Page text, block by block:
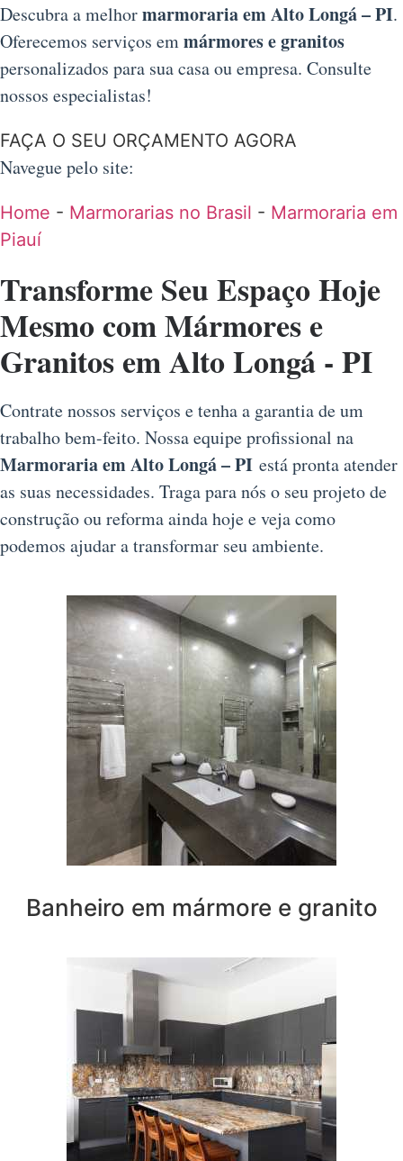
Descubra a melhormarmoraria em Alto Longá – PI.
Oferecemos serviços emmármores e granitos
personalizados para sua casa ou empresa. Consulte
nossos especialistas!
FAÇA O SEU ORÇAMENTO AGORA
Navegue pelo site:
Home - Marmorarias no Brasil - Marmoraria em
Piauí
Transforme Seu Espaço Hoje
Mesmo com Mármores e
Granitos em Alto Longá - PI
Contrate nossos serviços e tenha a garantia de um
trabalho bem-feito. Nossa equipe profissional na
Marmoraria em Alto Longá – PI está pronta atender
as suas necessidades. Traga para nós o seu projeto de
construção ou reforma ainda hoje e veja como
podemos ajudar a transformar seu ambiente.
Banheiro em mármore e granito